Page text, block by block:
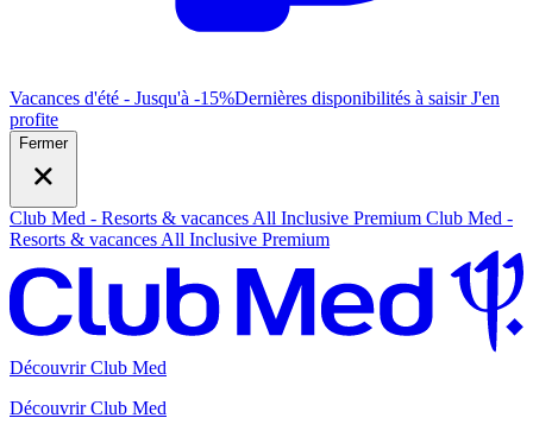
Vacances d'été - Jusqu'à -15%Dernières disponibilités à saisirJ'en
profite
Fermer
Club Med - Resorts & vacances All Inclusive Premium Club Med -
Resorts & vacances All Inclusive Premium
Découvrir Club Med
Découvrir Club Med